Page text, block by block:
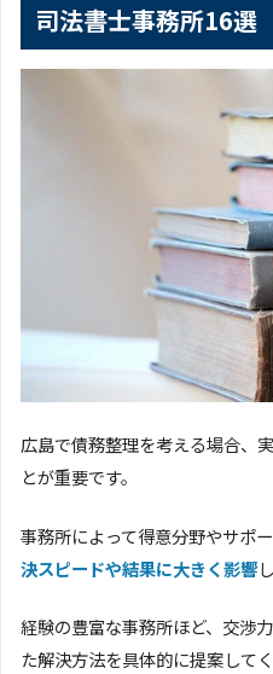
司法書士事務所16選
広島で債務整理を考える場合、
とが重要です。
事務所によって得意分野やサポー
決スピードや結果に大きく影響
経験の豊富な事務所ほど、交渉
た解決方法を具体的に提案して